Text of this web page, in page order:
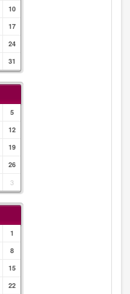
10
17
24
31
5
12
19
26
3
1
8
15
22